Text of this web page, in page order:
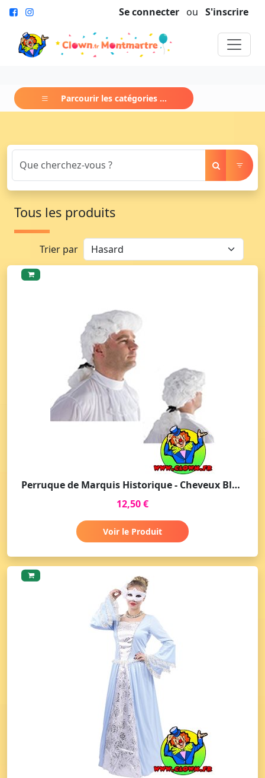
Se connecter ou S'inscrire
Parcourir les catégories ...
Tous les produits
Trier par
Perruque de Marquis Historique - Cheveux Blancs
12,50 €
Voir le Produit